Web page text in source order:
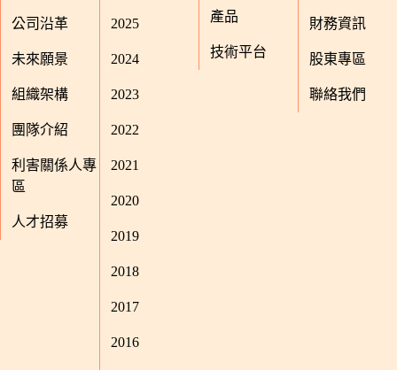
公司沿革
未來願景
組織架構
團隊介紹
利害關係人專
區
人才招募
2025
2024
2023
2022
2021
2020
2019
2018
2017
2016
產品
技術平台
財務資訊
股東專區
聯絡我們